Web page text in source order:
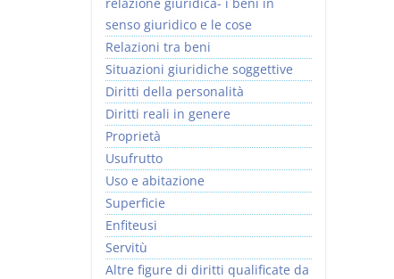
senso giuridico e le cose
Relazioni tra beni
Situazioni giuridiche soggettive
Diritti della personalità
Diritti reali in genere
Proprietà
Usufrutto
Uso e abitazione
Superficie
Enfiteusi
Servitù
Altre figure di diritti qualificate da